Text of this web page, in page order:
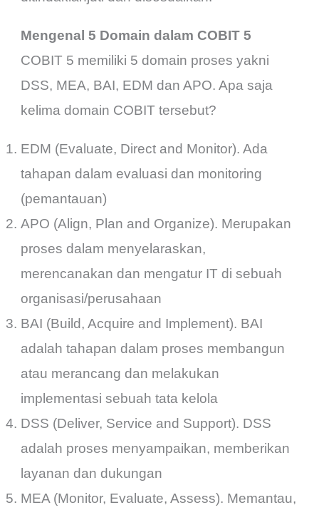
Mengenal 5 Domain dalam COBIT 5
COBIT 5 memiliki 5 domain proses yakni
DSS, MEA, BAI, EDM dan APO. Apa saja
kelima domain COBIT tersebut?
EDM (Evaluate, Direct and Monitor). Ada
tahapan dalam evaluasi dan monitoring
(pemantauan)
APO (Align, Plan and Organize). Merupakan
proses dalam menyelaraskan,
merencanakan dan mengatur IT di sebuah
organisasi/perusahaan
BAI (Build, Acquire and Implement). BAI
adalah tahapan dalam proses membangun
atau merancang dan melakukan
implementasi sebuah tata kelola
DSS (Deliver, Service and Support). DSS
adalah proses menyampaikan, memberikan
layanan dan dukungan
MEA (Monitor, Evaluate, Assess). Memantau,